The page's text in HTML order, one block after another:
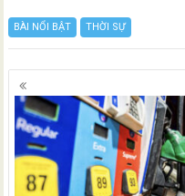
BÀI NỔI BẬT THỜI SỰ
Posts
navigation